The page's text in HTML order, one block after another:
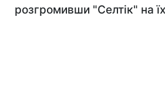
розгромивши "Селтік" на